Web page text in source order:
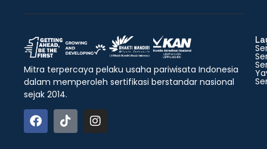
Mitra terpercaya pelaku usaha pariwisata Indonesia
dalam memperoleh sertifikasi berstandar nasional
sejak 2014.